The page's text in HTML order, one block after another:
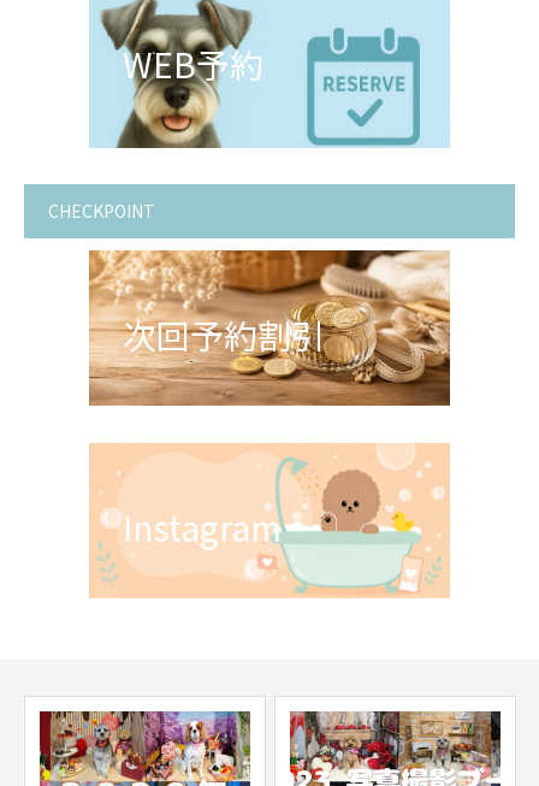
WEB予約
CHECKPOINT
次回予約割引
Instagram